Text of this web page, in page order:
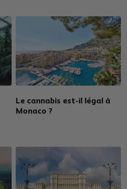
Le cannabis est-il légal à
Monaco ?